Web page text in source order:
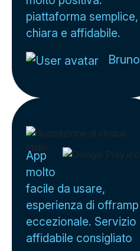
piattaforma semplice,
chiara e affidabile.
Bruno
App
molto
facile da usare,
esperienza di offramp
eccezionale. Servizio
affidabile consigliato